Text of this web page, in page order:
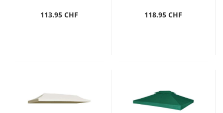
113.95 CHF 118.95 CHF